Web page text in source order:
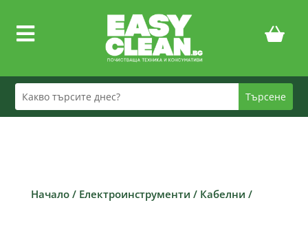

Начало/ Електроинструменти / Кабелни /